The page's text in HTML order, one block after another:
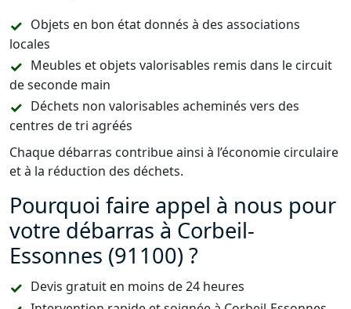
Objets en bon état donnés à des associations
locales
Meubles et objets valorisables remis dans le circuit
de seconde main
Déchets non valorisables acheminés vers des
centres de tri agréés
Chaque débarras contribue ainsi à l’économie circulaire
et à la réduction des déchets.
Pourquoi faire appel à nous pour
votre débarras à Corbeil-
Essonnes (91100) ?
Devis gratuit en moins de 24 heures